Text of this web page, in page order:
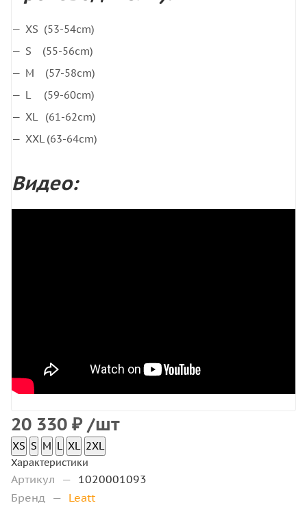
XS (53-54cm)
S (55-56cm)
M (57-58cm)
L (59-60cm)
XL (61-62cm)
XXL (63-64cm)
Видео:
20 330 ₽ /шт
XS S M L XL 2XL
Характеристики
Артикул — 1020001093
Бренд
— Leatt